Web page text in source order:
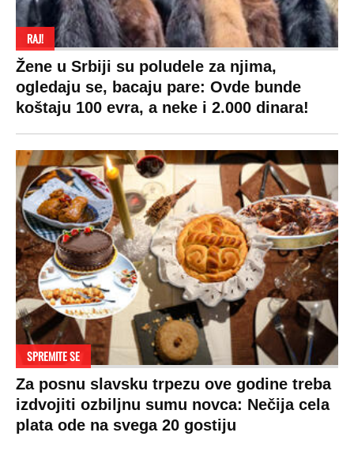
Prijatelji sajta
Copyright © Espreso.co.rs 2026. Sva prava zadržana. Mondo inc.